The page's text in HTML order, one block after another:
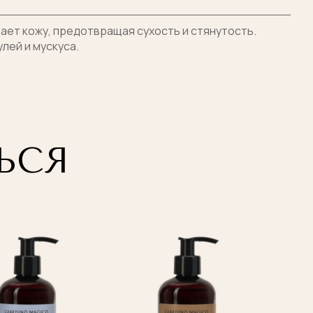
кожу, предотвращая сухость и стянутость.
и мускуса.